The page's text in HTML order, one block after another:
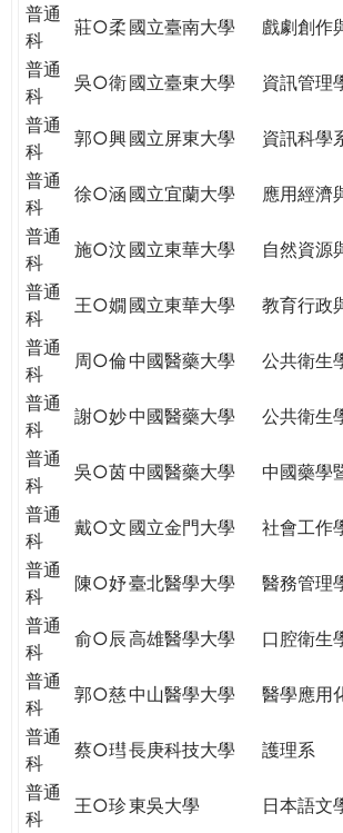
普通
科
莊○柔 國立臺南大學
戲劇創作
普通
科
吳○衛國立臺東大學
資訊管理
普通
科
郭○興國立屏東大學
資訊科學
普通
科
徐○涵 國立宜蘭大學
應用經濟
普通
科
施○汶 國立東華大學
自然資源
普通
科
王○嫺國立東華大學
教育行政
普通
科
周○倫中國醫藥大學
公共衛生
普通
科
謝○妙中國醫藥大學
公共衛生
普通
科
吳○茵中國醫藥大學
中國藥學
普通
科
戴○文 國立金門大學
社會工作
普通
科
陳○妤臺北醫學大學
醫務管理
普通
科
俞○辰高雄醫學大學
口腔衛生
普通
科
郭○慈中山醫學大學
醫學應用
普通
科
蔡○㻰長庚科技大學
護理系
普通
科
王○珍東吳大學
日本語文